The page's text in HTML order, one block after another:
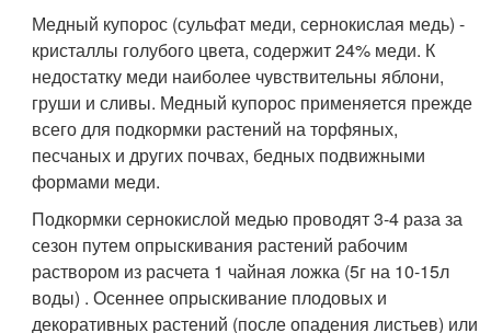
Медный купорос (сульфат меди, сернокислая медь) -
кристаллы голубого цвета, содержит 24% меди. К
недостатку меди наиболее чувствительны яблони,
груши и сливы. Медный купорос применяется прежде
всего для подкормки растений на торфяных,
песчаных и других почвах, бедных подвижными
формами меди.
Подкормки сернокислой медью проводят 3-4 раза за
сезон путем опрыскивания растений рабочим
раствором из расчета 1 чайная ложка (5г на 10-15л
воды) . Осеннее опрыскивание плодовых и
декоративных растений (после опадения листьев) или